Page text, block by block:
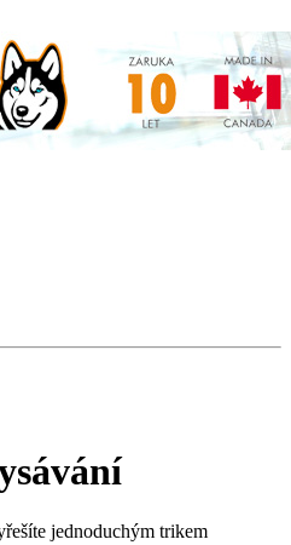
jednoduchým trikem